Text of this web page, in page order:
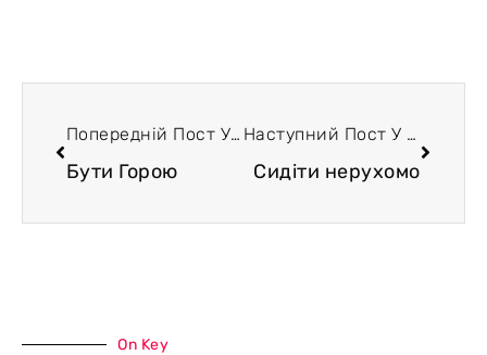
Попередній Пост У Блозі
Бути Горою
Наступний Пост У Блозі
Сидіти нерухомо
On Key